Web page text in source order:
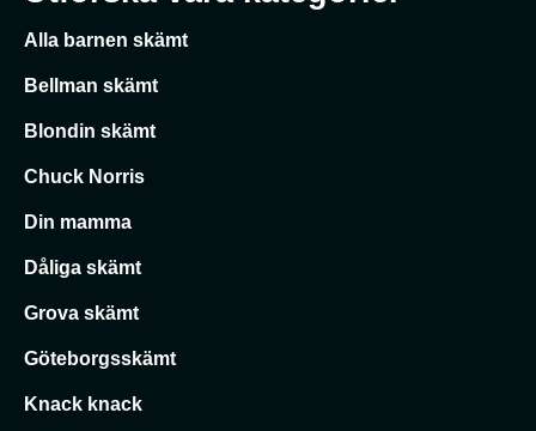
Alla barnen skämt
Bellman skämt
Blondin skämt
Chuck Norris
Din mamma
Dåliga skämt
Grova skämt
Göteborgsskämt
Knack knack